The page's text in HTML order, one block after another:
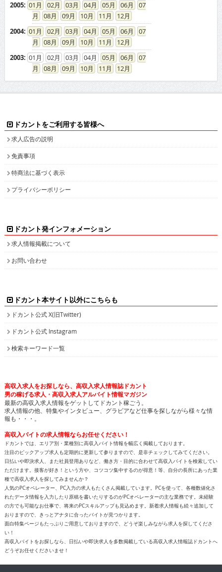
2005: 01 02 03 04 05 06
07
08
09 10 11
12
2004: 01 02 03 04 05 06
07
08
09 10 11
12
2003: 01 02 03 04 05 06
07
08
09 10 11 12
ドカントをご利用する皆様へ
求人広告の説明
免責事項
特商法に基づく表示
プライバシーポリシー
ドカント発インフォメーション
求人情報掲載について
お問い合わせ
ドカント本サイト以外にこちらも
ドカント公式 X(旧Twitter)
ドカント公式 Instagram
検索キーワード一覧
高収入求人をお探しなら、高収入求人情報誌ドカント
男の稼げる求人・高収入求人アルバイト情報マガジン
最新の高収入求人情報をゲットしてドカント稼ごう。
求人情報の他、特集やインタビュー、グラビアなど仕事を探しながら様々な情
報も・・・。
高収入バイトの求人情報ならお任せください！
ドカントでは、エリア別・業種別に高収入バイト情報を幅広く掲載しております。
注目のピックアップ求人も定期的に更新して参りますので、是非チェックしてみてください。
日払いや即決求人、また社員登用ありなど、働き方・目的に合わせて高収入バイトを検索してい
ただけます。接客が好き！という方や、コツコツ集中するのが得意！等、自分の長所にあった業
種で高収入求人を探してみませんか？
人気のPCオペレーター、PC入力の求人もたくさん掲載しています。PCを使って、各種数値化さ
れたデータ情報を入力したり原稿を書いたりするのがPCオペレーターの主な業務です。未経験
の方でも可能なお仕事で、将来のPCスキルアップも見込めます。新着求人情報も続々追加して
おりますので、きっとアナタに合ったバイトが見つかります。
面白特集ページもたっぷりご用意しておりますので、どうぞ楽しみながら求人を探してくださ
い！
高収入バイトをお探しなら、日払いや即決求人を多数掲載している高収入求人情報誌ドカントへ
どうぞお任せくださいませ！